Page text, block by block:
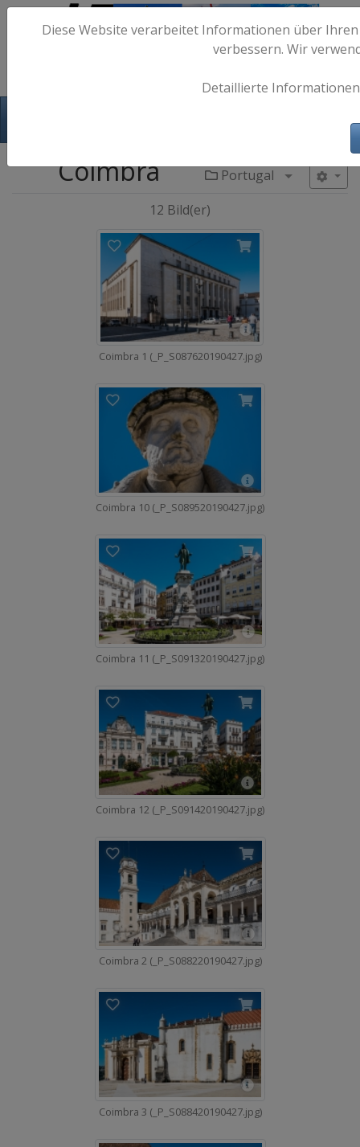
Portugal Menü
Coimbra
12 Bild(er)
Coimbra 1 (_P_S087620190427.jpg)
Coimbra 10 (_P_S089520190427.jpg)
Coimbra 11 (_P_S091320190427.jpg)
Coimbra 12 (_P_S091420190427.jpg)
Coimbra 2 (_P_S088220190427.jpg)
Coimbra 3 (_P_S088420190427.jpg)
Diese Website verarbeitet Informationen über
verbessern. Wir
Detaillierte